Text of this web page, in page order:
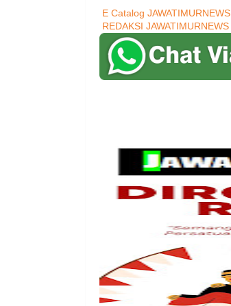
E Catalog JAWATIMURNEWS
REDAKSI JAWATIMURNEWS